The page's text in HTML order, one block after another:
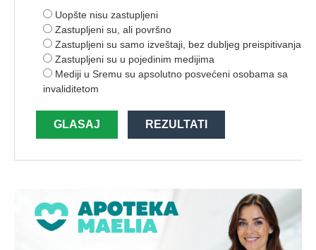
Uopšte nisu zastupljeni
Zastupljeni su, ali površno
Zastupljeni su samo izveštaji, bez dubljeg preispitivanja
Zastupljeni su u pojedinim medijima
Mediji u Sremu su apsolutno posvećeni osobama sa
invaliditetom
GLASAJ REZULTATI